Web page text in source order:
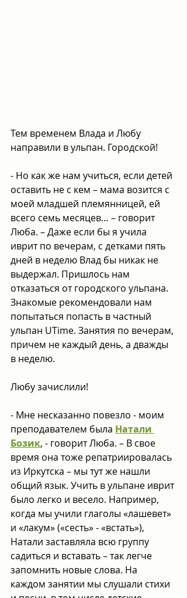
Тем временем Влада и Любу
направили в ульпан. Городской!
- Но как же нам учиться, если детей
оставить не с кем – мама возится с
моей младшей племянницей, ей
всего семь месяцев… – говорит
Люба. – Даже если бы я учила
иврит по вечерам, с детками пять
дней в неделю Влад бы никак не
выдержал. Пришлось нам
отказаться от городского ульпана.
Знакомые рекомендовали нам
попытаться попасть в частный
ульпан UTime. Занятия по вечерам,
причем не каждый день, а дважды
в неделю.
Любу зачислили!
- Мне несказанно повезло - моим
преподавателем была Натали
Бозик, - говорит Люба. – В свое
время она тоже репатриировалась
из Иркутска – мы тут же нашли
общий язык. Учить в ульпане иврит
было легко и весело. Например,
когда мы учили глаголы «лашевет»
и «лакум» («сесть» - «встать»),
Натали заставляла всю группу
садиться и вставать – так легче
запомнить новые слова. На
каждом занятии мы слушали стихи